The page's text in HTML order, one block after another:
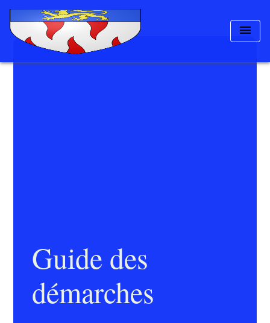
menu
Guide des
démarches